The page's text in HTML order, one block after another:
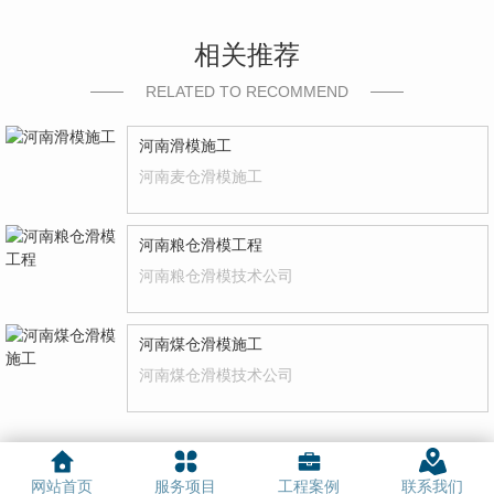
相关推荐
RELATED TO RECOMMEND
河南滑模施工
河南麦仓滑模施工
河南粮仓滑模工程
河南粮仓滑模技术公司
河南煤仓滑模施工
河南煤仓滑模技术公司
网站首页 服务项目 工程案例 联系我们